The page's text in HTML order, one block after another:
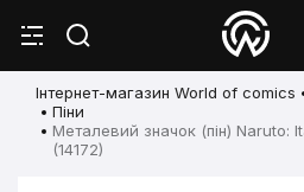
Інтернет-магазин World of comics
Піни
Металевий значок (пін) Naruto:
(14172)